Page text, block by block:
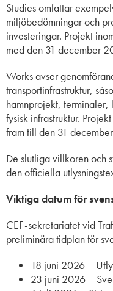
Studies omfattar
miljöbedömningar och
investeringar. Projekt
med den 31 december
Works avser
transportinfrastruktur,
hamnprojekt, terminaler,
fysisk infrastruktur.
fram till den 31
De slutliga villkoren och
den officiella
Viktiga datum för
CEF-sekretariatet vid
preliminära tidplan för
18 juni 2026 –
23 juni 2026 –